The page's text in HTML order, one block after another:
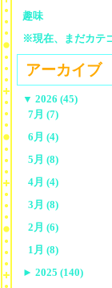
趣味
※現在、まだカテ
アーカイブ
▼ 2026 (45)
7月 (7)
6月 (4)
5月 (8)
4月 (4)
3月 (8)
2月 (6)
1月 (8)
► 2025 (140)